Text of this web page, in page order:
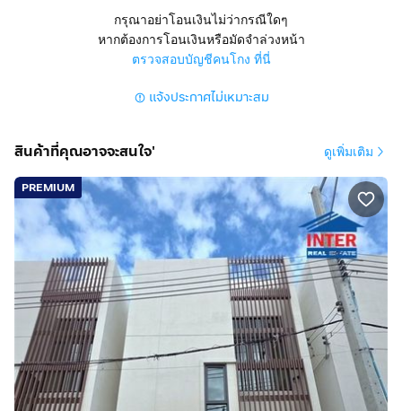
สูง 3 ชั้น 3 นอน 3 น้ำ 1 ครัว
มีที่จอดรถ 2 คัน มุ้งลวด เหล็กดัด
ด้านล่างปูกระเบื้องแกรนิตโต้ ด้านบนปูลามิเนต
บ้านใหม่ โครงการใหม่
ทำเลดีสถานที่ใกล้เคียง :
ใกล้ True Digital Park เซ็นทรัล บิ๊กซี เอสบี ดีไซน์สแควร์
บางนา พาราไดซ์ พาร์ค
อาคาร 66 ทาวเวอร์ ไบเทค บางนา สวนหลวง ร.9
การเดินทางสะดวก :
ถนนซอยวชิรธรรมสาธิต42
ถนนสุขุมวิท101/1
ถนนวชิรธรรมสาธิต
ถนนบางจาก
ถนนสุขุมวิท
กรุณาอย่าโอนเงินไม่ว่ากรณีใดๆ
หากต้องการโอนเงินหรือมัดจำล่วงหน้า
ตรวจสอบบัญชีคนโกง ที่นี่
แจ้งประกาศไม่เหมาะสม
สินค้าที่คุณอาจจะสนใจ' ดูเพิ่มเติม
PREMIUM